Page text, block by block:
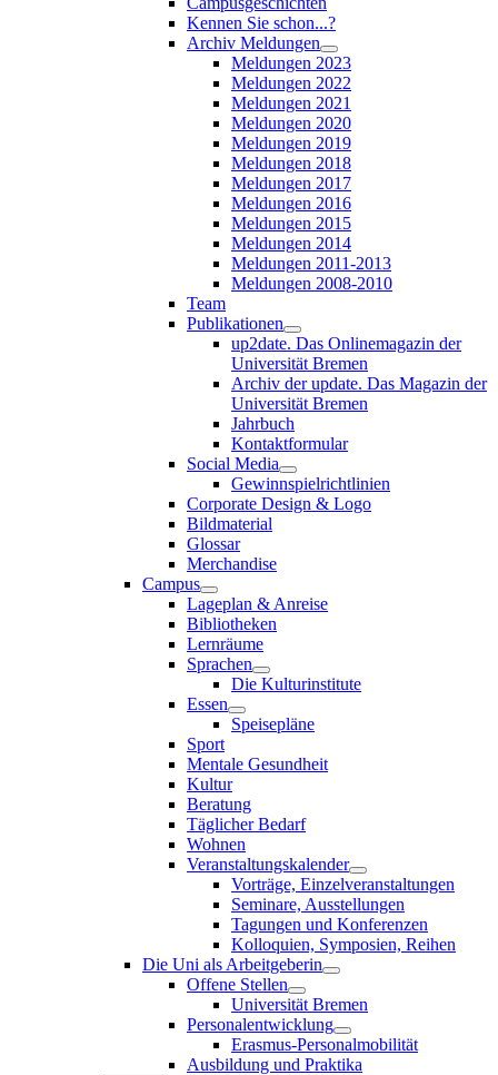
Kennen Sie schon...?
Archiv Meldungen
Meldungen 2023
Meldungen 2022
Meldungen 2021
Meldungen 2020
Meldungen 2019
Meldungen 2018
Meldungen 2017
Meldungen 2016
Meldungen 2015
Meldungen 2014
Meldungen 2011-2013
Meldungen 2008-2010
Team
Publikationen
up2date. Das Onlinemagazin der
Universität Bremen
Archiv der update. Das Magazin der
Universität Bremen
Jahrbuch
Kontaktformular
Social Media
Gewinnspielrichtlinien
Corporate Design & Logo
Bildmaterial
Glossar
Merchandise
Campus
Lageplan & Anreise
Bibliotheken
Lernräume
Sprachen
Die Kulturinstitute
Essen
Speisepläne
Sport
Mentale Gesundheit
Kultur
Beratung
Täglicher Bedarf
Wohnen
Veranstaltungskalender
Vorträge, Einzelveranstaltungen
Seminare, Ausstellungen
Tagungen und Konferenzen
Kolloquien, Symposien, Reihen
Die Uni als Arbeitgeberin
Offene Stellen
Universität Bremen
Personalentwicklung
Erasmus-Personalmobilität
Ausbildung und Praktika